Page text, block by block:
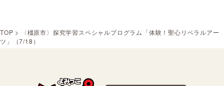
TOP >
〈橿原市〉探究学習スペシャルプログラム「体験！聖心リベラルアー
ツ」（7/18）